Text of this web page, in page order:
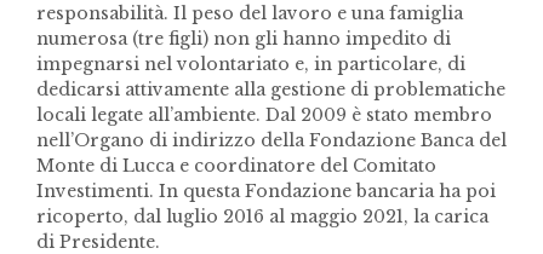
responsabilità. Il peso del lavoro e una famiglia
numerosa (tre figli) non gli hanno impedito di
impegnarsi nel volontariato e, in particolare, di
dedicarsi attivamente alla gestione di problematiche
locali legate all’ambiente. Dal 2009 è stato membro
nell’Organo di indirizzo della Fondazione Banca del
Monte di Lucca e coordinatore del Comitato
Investimenti. In questa Fondazione bancaria ha poi
ricoperto, dal luglio 2016 al maggio 2021, la carica
di Presidente.